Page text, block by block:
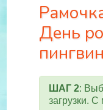
День
ШАГ 2:
загрузки. С